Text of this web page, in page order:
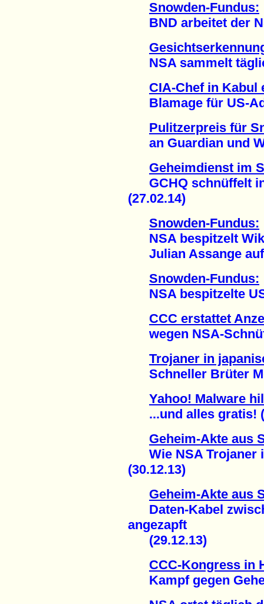
Snowden-Fundus:
BND arbeitet der
NSA sammelt
CIA-Chef in Kabul
Blamage für US-
Pulitzerpreis für
an Guardian und
Geheimdienst im
GCHQ schnüffelt
(27.02.14)
Snowden-Fundus:
NSA bespitzelt
Julian Assange auf
Snowden-Fundus:
NSA bespitzelte
CCC erstattet
wegen NSA-
Trojaner in
Schneller Brüter
Yahoo! Malware
...und alles gratis!
Geheim-Akte aus
Wie NSA Trojaner
(30.12.13)
Geheim-Akte aus
Daten-Kabel
angezapft
(29.12.13)
CCC-Kongress in
Kampf gegen